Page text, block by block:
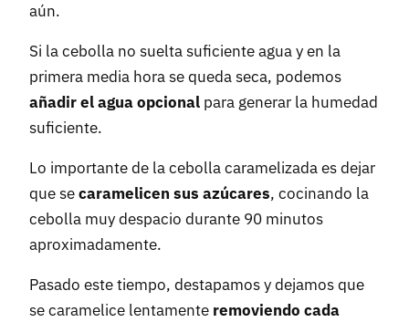
aún.
Si la cebolla no suelta suficiente agua y en la
primera media hora se queda seca, podemos
añadir el agua opcional para generar la humedad
suficiente.
Lo importante de la cebolla caramelizada es dejar
que secaramelicen sus azúcares, cocinando la
cebolla muy despacio durante 90 minutos
aproximadamente.
Pasado este tiempo, destapamos y dejamos que
se caramelice lentamente removiendo cada